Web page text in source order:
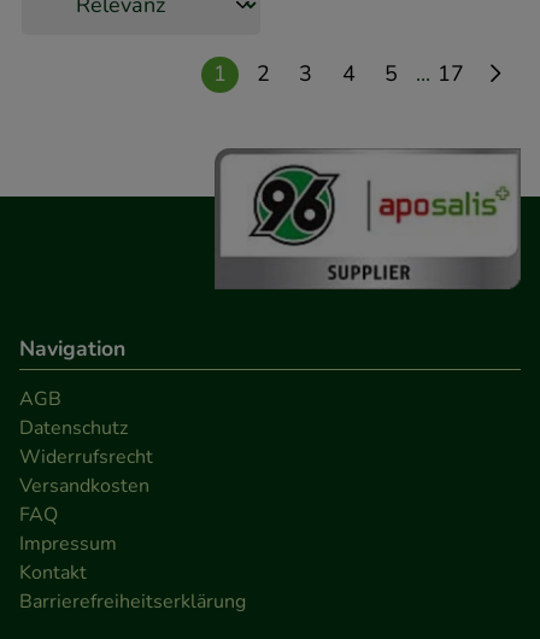
Statistik & Tracking:
Hierüber lassen sich
unserer Website sammeln, mit deren Hilfe wir
den Inhalt auf unserer Website aber auch die
Werbung auf Drittseiten möglichst relevant für Sie
zu gestalten. Bitte beachten Sie, dass Daten hierfür
teilweise an Dritte wie z.B. Google oder soziale
1 2 3 4 5 ... 17
Navigation
AGB
Datenschutz
Widerrufsrecht
Versandkosten
FAQ
Impressum
Kontakt
Barrierefreiheitserklärung